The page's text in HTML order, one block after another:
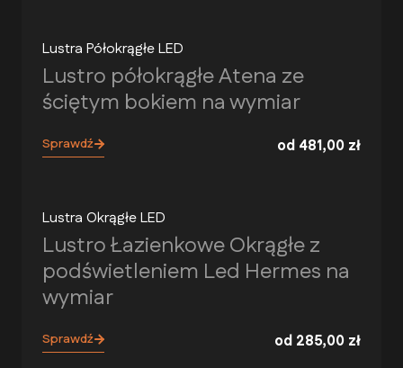
Lustra Półokrągłe LED
Lustro półokrągłe Atena ze
ściętym bokiem na wymiar
Sprawdź od 481,00 zł
Lustra Okrągłe LED
Lustro Łazienkowe Okrągłe z
podświetleniem Led Hermes na
wymiar
Sprawdź od 285,00 zł